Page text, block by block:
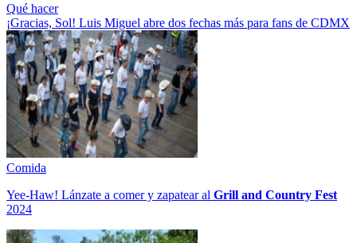
Qué hacer
¡Gracias, Sol! Luis Miguel abre dos fechas más para fans de CDMX
Comida
Yee-Haw! Lánzate a comer y zapatear al Grill and Country Fest
2024